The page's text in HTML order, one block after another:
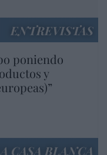
ENTREVISTAS
poniendo
y
CASA BLANCA